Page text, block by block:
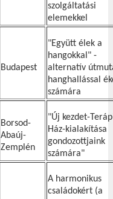
szolgáltatási
elemekkel
Budapest
"Együtt élek a
hangokkal" -
alternatív
hanghallással
számára
Borsod-
Abaúj-
Zemplén
"Új kezdet-
Ház-kialakítása
gondozottjaink
számára"
A harmonikus
családokért (a